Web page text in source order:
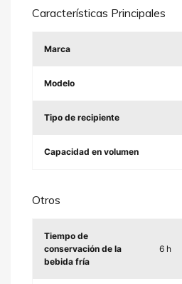
Características Principales
Marca
Modelo
Tipo de recipiente
Capacidad en volumen
Otros
Tiempo de
conservación de la
bebida fría
6 h